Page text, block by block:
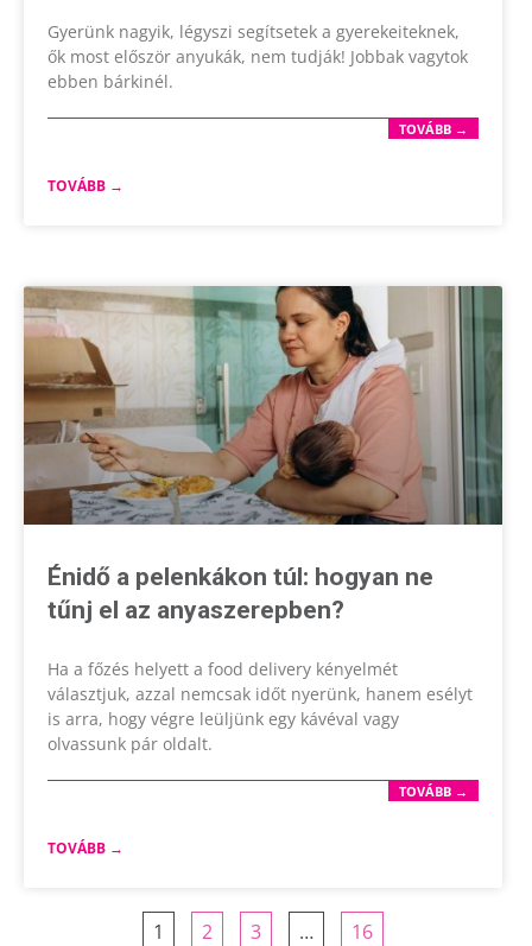
Gyerünk nagyik, légyszi segítsetek a gyerekeiteknek,
ők most először anyukák, nem tudják! Jobbak vagytok
ebben bárkinél.
TOVÁBB →
TOVÁBB →
Énidő a pelenkákon túl: hogyan ne
tűnj el az anyaszerepben?
Ha a főzés helyett a food delivery kényelmét
választjuk, azzal nemcsak időt nyerünk, hanem esélyt
is arra, hogy végre leüljünk egy kávéval vagy
olvassunk pár oldalt.
TOVÁBB →
TOVÁBB →
1 2 3 … 16